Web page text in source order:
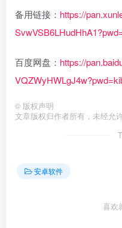
备用链接： https://
百度网盘： https://
© 版权声明
文章版权归作者所有，未经允
安卓软件
喜欢